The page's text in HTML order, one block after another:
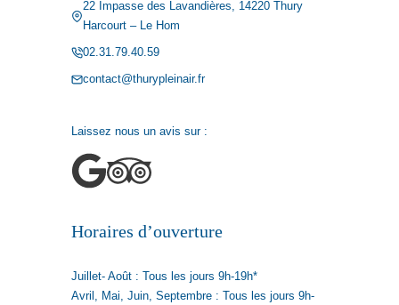
22 Impasse des Lavandières, 14220 Thury
Harcourt – Le Hom
02.31.79.40.59
contact@thurypleinair.fr
Laissez nous un avis sur :
Horaires d’ouverture
Juillet- Août : Tous les jours 9h-19h*
Avril, Mai, Juin, Septembre : Tous les jours 9h-